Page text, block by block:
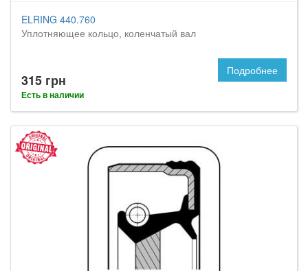
ELRING 440.760
Уплотняющее кольцо, коленчатый вал
315 грн
Есть в наличии
Подробнее